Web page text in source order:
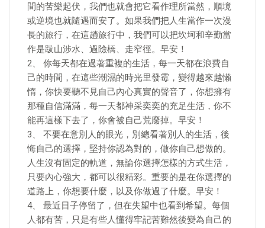
間的苦樂起伏，我們也就會把它看作理所當然，順境
或逆境也就隨遇而安了。如果我們把人生當作一次漫
長的旅行，在這趟旅行中，我們可以把坎坷和辛勤當
作是跋山涉水、過險橋、走窄徑。早安！
2、 你每天都在過著重複的生活，每一天都在浪費自
己的時間，在這些潮濕的時光里發霉，變得越來越懶
惰，你快要聽不見自己內心真實的聲音了，你想擁有
那種自信滿滿，每一天都神采奕奕的充足生活，你不
能再這樣下去了，你會被自己荒廢掉。早安！
3、 不要在意別人的眼光，別總看著別人的生活，後
悔自己的選擇，堅持你認為對的，做你自己想做的。
人生沒有固定的軌道，無論你選擇怎樣的方式生活，
只要內心強大，都可以很精彩。重要的是在你選擇的
道路上，你想要什麼，以及你做過了什麼。早安！
4、 最近日子停留了，但在失望中也看到希望。每個
人都有苦，只是有些人懂得牢記苦難然後變為自己的